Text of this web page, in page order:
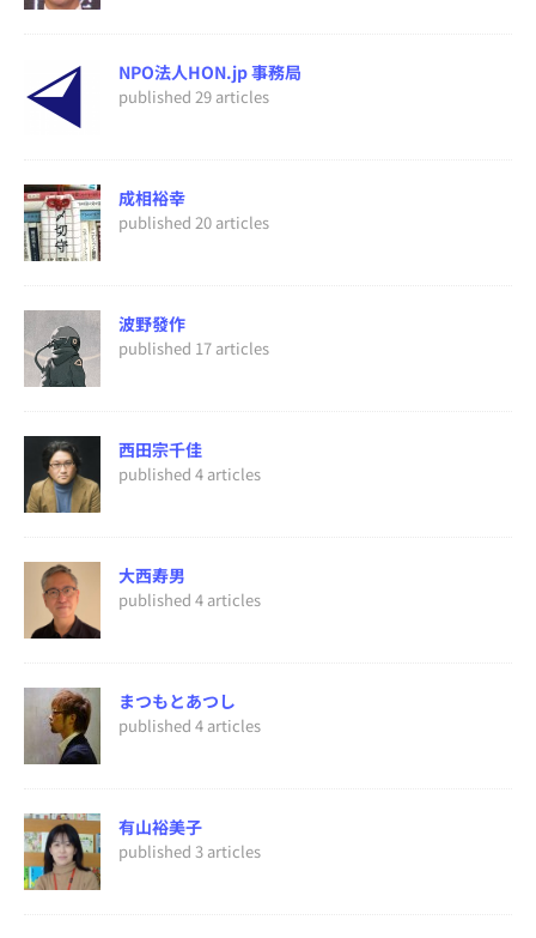
NPO法人HON.jp 事務局
published 29 articles
成相裕幸
published 20 articles
波野發作
published 17 articles
西田宗千佳
published 4 articles
大西寿男
published 4 articles
まつもとあつし
published 4 articles
有山裕美子
published 3 articles